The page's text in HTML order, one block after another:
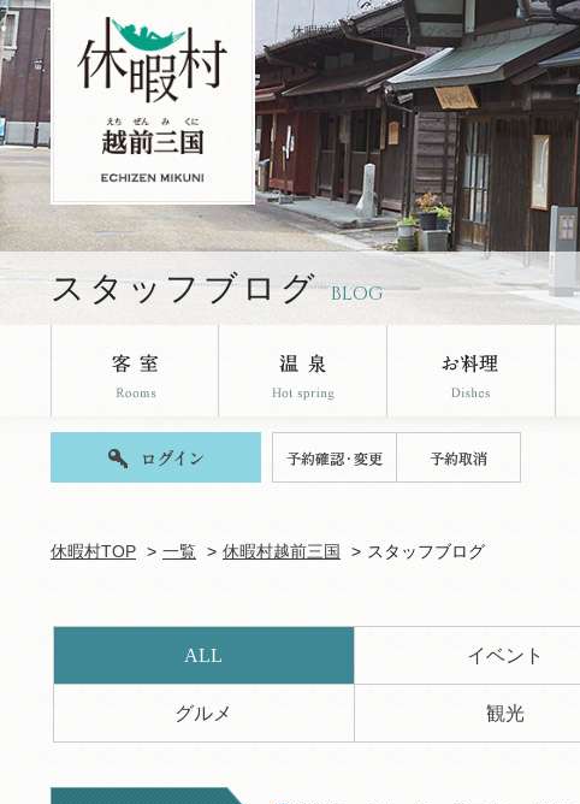
休暇村越前三国のブログページです。
スタッフブログ BLOG
休暇村TOP 一覧 休暇村越前三国 スタッフブログ
ALL イベント
グルメ 観光